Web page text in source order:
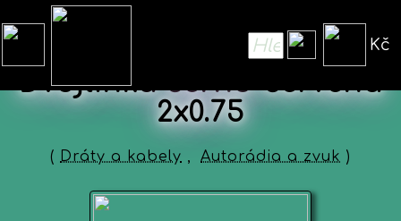
Kč
Dvojlinka černo-červená
2x0.75
( Dráty a kabely , Autorádia a zvuk )